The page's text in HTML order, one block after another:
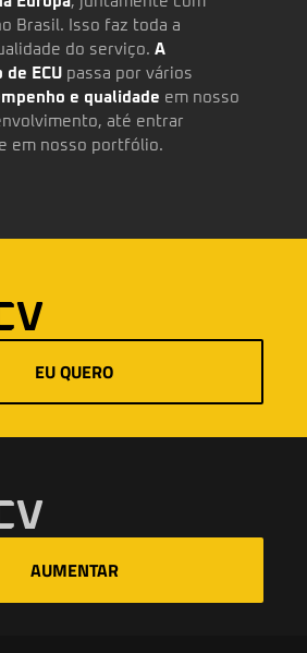
Brasil. Isso faz toda a
do serviço. A
ECU passa por vários
e qualidade em nosso
até entrar
em nosso portfólio.
EU QUERO
AUMENTAR